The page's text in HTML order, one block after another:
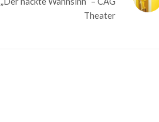
Theater